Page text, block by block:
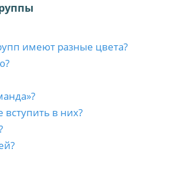
имеют разные цвета?
вступить в них?